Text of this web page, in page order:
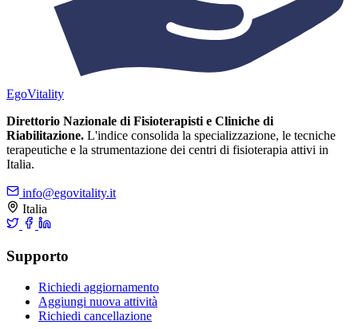
EgoVitality
Direttorio Nazionale di Fisioterapisti e Cliniche di
Riabilitazione. L'indice consolida la specializzazione, le tecniche
terapeutiche e la strumentazione dei centri di fisioterapia attivi in
Italia.
info@egovitality.it
Italia
Supporto
Richiedi aggiornamento
Aggiungi nuova attività
Richiedi cancellazione